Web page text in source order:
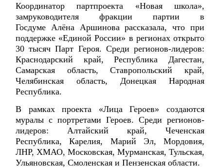
Координатор партпроекта «Новая школа»,
замруководителя фракции партии в
Госдуме Алёна Аршинова рассказала, что при
поддержке «Единой России» в регионах открыто
30 тысяч Парт Героя. Среди регионов-лидеров:
Краснодарский край, Республика Дагестан,
Самарская область, Ставропольский край,
Челябинская область, Донецкая Народная
Республика.
В рамках проекта «Лица Героев» создаются
муралы с портретами Героев. Среди регионов-
лидеров: Алтайский край, Чеченская
Республика, Карелия, Марий Эл, Мордовия,
ЛНР, ХМАО, Московская, Мурманская, Тульская,
Ульяновская, Смоленская и Пензенская области.